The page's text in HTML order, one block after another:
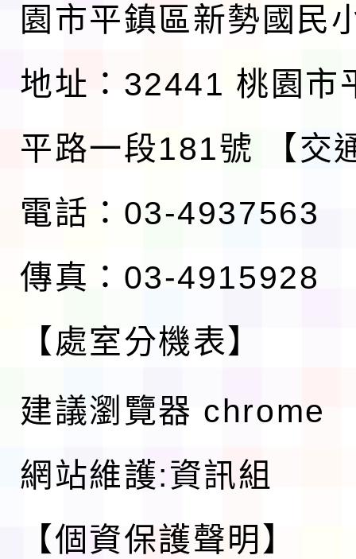
園市平鎮區新勢國民
地址：32441 桃園市
平路一段181號
【交
電話：03-4937563
傳真：03-4915928
【處室分機表】
建議瀏覽器 chrome
網站維護:資訊組
【個資保護聲明】